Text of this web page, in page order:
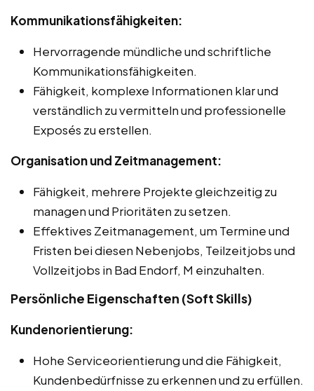
Kommunikationsfähigkeiten:
Hervorragende mündliche und schriftliche
Kommunikationsfähigkeiten.
Fähigkeit, komplexe Informationen klar und
verständlich zu vermitteln und professionelle
Exposés zu erstellen.
Organisation und Zeitmanagement:
Fähigkeit, mehrere Projekte gleichzeitig zu
managen und Prioritäten zu setzen.
Effektives Zeitmanagement, um Termine und
Fristen bei diesen Nebenjobs, Teilzeitjobs und
Vollzeitjobs in Bad Endorf, M einzuhalten.
Persönliche Eigenschaften (Soft Skills)
Kundenorientierung:
Hohe Serviceorientierung und die Fähigkeit,
Kundenbedürfnisse zu erkennen und zu erfüllen.